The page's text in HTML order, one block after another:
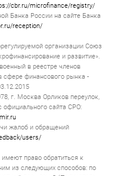
рублей. Сроки — от 7
нужды, студенты,
предоставляют такие
на скорости,
000 рублей. Срок от 3
график. Ежемесячно
сумму денег, и
постепенно тает.
cbr.ru/microfinance/registry/
Банка России на сайте Банка
reception/
организации Союз
и развитие».
в реестре членов
сфере финансового рынка -
г. Москва Орликов переулок,
официального сайта СРО:
жалоб и обращений
users/
право обратиться к
из следующих способов: по